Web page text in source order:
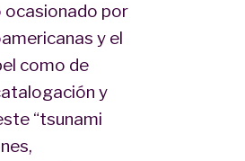
ocasionado por
y el
como de
y
“tsunami